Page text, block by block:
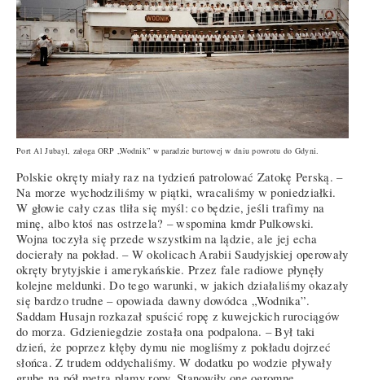
Port Al Jubayl, załoga ORP „Wodnik” w paradzie burtowej w dniu powrotu do Gdyni.
Polskie okręty miały raz na tydzień patrolować Zatokę Perską. –
Na morze wychodziliśmy w piątki, wracaliśmy w poniedziałki.
W głowie cały czas tliła się myśl: co będzie, jeśli trafimy na
minę, albo ktoś nas ostrzela? – wspomina kmdr Pulkowski.
Wojna toczyła się przede wszystkim na lądzie, ale jej echa
docierały na pokład. – W okolicach Arabii Saudyjskiej operowały
okręty brytyjskie i amerykańskie. Przez fale radiowe płynęły
kolejne meldunki. Do tego warunki, w jakich działaliśmy okazały
się bardzo trudne – opowiada dawny dowódca „Wodnika”.
Saddam Husajn rozkazał spuścić ropę z kuwejckich rurociągów
do morza. Gdzieniegdzie została ona podpalona. – Był taki
dzień, że poprzez kłęby dymu nie mogliśmy z pokładu dojrzeć
słońca. Z trudem oddychaliśmy. W dodatku po wodzie pływały